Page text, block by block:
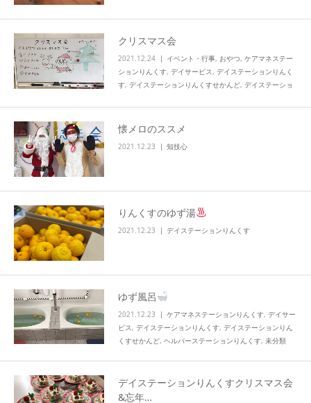
クリスマス会
2021.12.24 イベント・行事, おやつ, ケアマネステー
ションりんくす, デイサービス, デイステーションりんく
す, デイステーションりんくすせかんど, デイステーショ
懐メロのススメ
2021.12.23 知技心
りんくすのゆず湯
2021.12.23 デイステーションりんくす
ゆず風呂
2021.12.23 ケアマネステーションりんくす, デイサー
ビス , デイステーションりんくす, デイステーションりん
くすせかんど, ヘルパーステーションりんくす, 未分類
デイステーションりんくすクリスマス会
&忘年…